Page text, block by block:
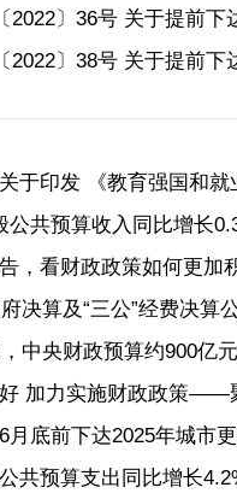
2022〕36号 关于提前
2022〕38号 关于提前
于印发 《教育强国和
公共预算收入同比增长
，看财政政策如何更加
决算及“三公”经费决算
中央财政预算约900
加力实施财政政策——
月底前下达2025年城市
共预算支出同比增长